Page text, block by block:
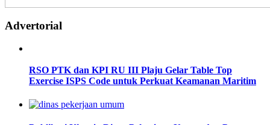
Advertorial
RSO PTK dan KPI RU III Plaju Gelar Table Top
Exercise ISPS Code untuk Perkuat Keamanan Maritim